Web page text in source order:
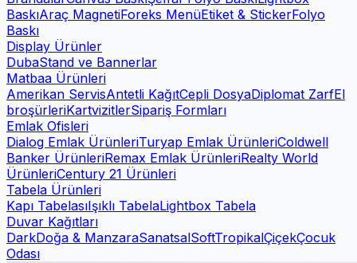
BaskıAraç MagnetiForeks MenüEtiket & StickerFolyo
Baskı
Display Ürünler
DubaStand ve Bannerlar
Matbaa Ürünleri
Amerikan ServisAntetli KağıtCepli DosyaDiplomat ZarfEl
broşürleriKartvizitlerSipariş Formları
Emlak Ofisleri
Dialog Emlak ÜrünleriTuryap Emlak ÜrünleriColdwell
Banker ÜrünleriRemax Emlak ÜrünleriRealty World
ÜrünleriCentury 21 Ürünleri
Tabela Ürünleri
Kapı TabelasıIşıklı TabelaLightbox Tabela
Duvar Kağıtları
DarkDoğa & ManzaraSanatsalSoftTropikalÇiçekÇocuk
Odası